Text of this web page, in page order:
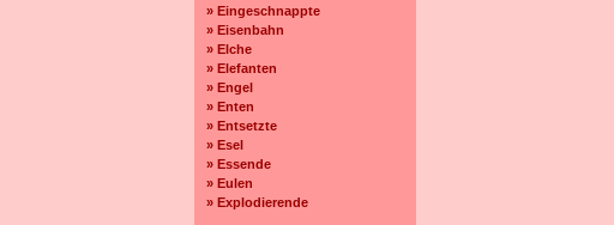
» Eingeschnappte
» Eisenbahn
» Elche
» Elefanten
» Engel
» Enten
» Entsetzte
» Esel
» Essende
» Eulen
» Explodierende